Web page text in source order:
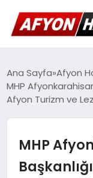
AFYON HABER
GÜNDEM
BELEDIYELER
Ana Sayfa Afyon
MHP
Afyon Turizm ve
MHP